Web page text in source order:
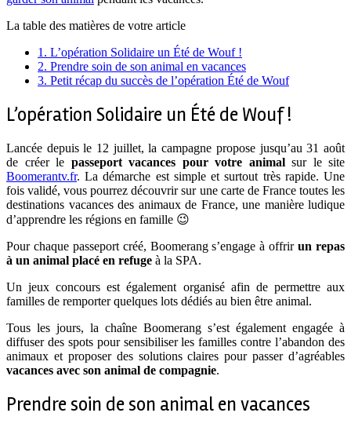
La table des matières de votre article
1. L’opération Solidaire un Été de Wouf !
2. Prendre soin de son animal en vacances
3. Petit récap du succès de l’opération Été de Wouf
L’opération Solidaire un Été de Wouf !
Lancée depuis le 12 juillet, la campagne propose jusqu’au 31 août
de créer le passeport vacances pour votre animalsur le site
Boomerantv.fr. La démarche est simple et surtout très rapide. Une
fois validé, vous pourrez découvrir sur une carte de France toutes les
destinations vacances des animaux de France, une manière ludique
d’apprendre les régions en famille 😉
Pour chaque passeport créé, Boomerang s’engage à offrirun repas
à un animal placé en refuge à la SPA.
Un jeux concours est également organisé afin de permettre aux
familles de remporter quelques lots dédiés au bien être animal.
Tous les jours, la chaîne Boomerang s’est également engagée à
diffuser des spots pour sensibiliser les familles contre l’abandon des
animaux et proposer des solutions claires pour passer d’agréables
vacances avec son animal de compagnie.
Prendre soin de son animal en vacances